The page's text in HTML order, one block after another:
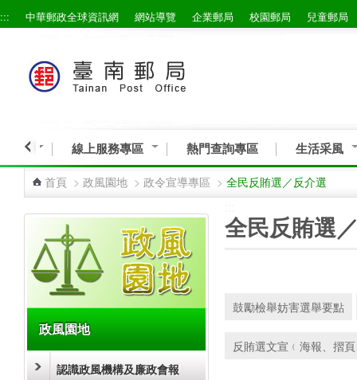
跳到主要內容區塊
::: 中華郵政全球資訊網 網站導覽 企業郵局 校園郵局 兒童郵局
服務 線上服務專區 熱門查詢專區 生活采風
首頁 > 政風園地 > 政令宣導專區 > 全民反賄選／反介選
政風園地
認識政風機構及廉政會報
全民反賄選
鼓勵檢舉妨害選舉要點
反賄選文宣﹙海報、摺